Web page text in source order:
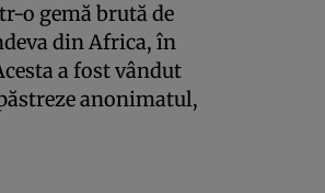
o gemă brută de
din Africa, în
a fost vândut
anonimatul,